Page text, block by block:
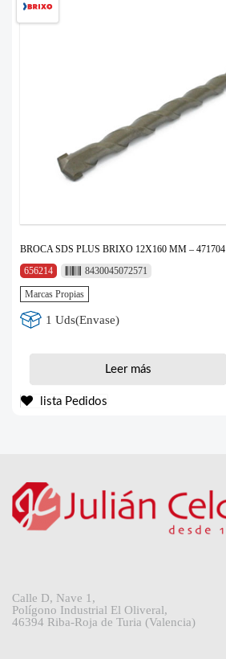
BROCA SDS PLUS BRIXO 12X160 MM – 471704
656214
8430045072571
Marcas Propias
1 Uds(Envase)
Leer más
lista Pedidos
Calle D, Nave 1,
Polígono Industrial El Oliveral,
46394 Riba-Roja de Turia (Valencia)